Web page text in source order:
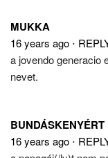
MUKKA
16 years ago ⋅
a jovendo generacio
nevet.
BUNDÁSKENYÉRT
16 years ago ⋅